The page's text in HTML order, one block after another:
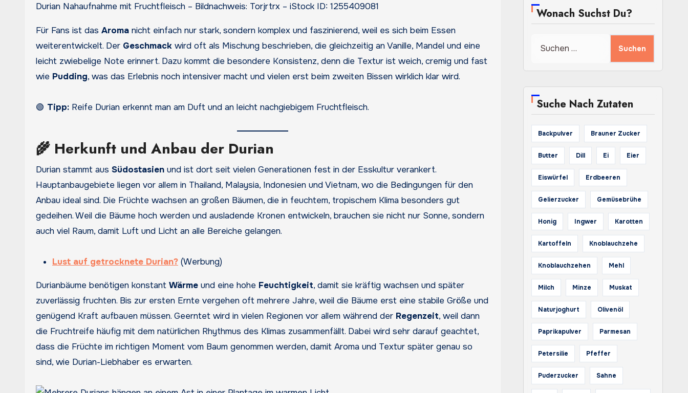
Durian Nahaufnahme mit Fruchtfleisch – Bildnachweis: Torjrtrx – iStock ID: 1255409081
Für Fans ist das Aroma nicht einfach nur stark, sondern komplex und faszinierend, weil es sich beim Essen
weiterentwickelt. Der Geschmack wird oft als Mischung beschrieben, die gleichzeitig an Vanille, Mandel und eine
leicht zwiebelige Note erinnert. Dazu kommt die besondere Konsistenz, denn die Textur ist weich, cremig und fast
wie Pudding, was das Erlebnis noch intensiver macht und vielen erst beim zweiten Bissen wirklich klar wird.
🟢 Tipp: Reife Durian erkennt man am Duft und an leicht nachgiebigem Fruchtfleisch.
🌾 Herkunft und Anbau der Durian
Durian stammt aus Südostasien und ist dort seit vielen Generationen fest in der Esskultur verankert.
Hauptanbaugebiete liegen vor allem in Thailand, Malaysia, Indonesien und Vietnam, wo die Bedingungen für den
Anbau ideal sind. Die Früchte wachsen an großen Bäumen, die in feuchtem, tropischem Klima besonders gut
gedeihen. Weil die Bäume hoch werden und ausladende Kronen entwickeln, brauchen sie nicht nur Sonne, sondern
auch viel Raum, damit Luft und Licht an alle Bereiche gelangen.
Lust auf getrocknete Durian? (Werbung)
Durianbäume benötigen konstant Wärme und eine hohe Feuchtigkeit, damit sie kräftig wachsen und später
zuverlässig fruchten. Bis zur ersten Ernte vergehen oft mehrere Jahre, weil die Bäume erst eine stabile Größe und
genügend Kraft aufbauen müssen. Geerntet wird in vielen Regionen vor allem während der Regenzeit, weil dann
die Fruchtreife häufig mit dem natürlichen Rhythmus des Klimas zusammenfällt. Dabei wird sehr darauf geachtet,
dass die Früchte im richtigen Moment vom Baum genommen werden, damit Aroma und Textur später genau so
sind, wie Durian-Liebhaber es erwarten.
Wonach Suchst Du?
Suche Nach Zutaten
Backpulver Brauner Zucker
Butter Dill Ei Eier
Eiswürfel Erdbeeren
Gelierzucker Gemüsebrühe
Honig Ingwer Karotten
Kartoffeln Knoblauchzehe
Knoblauchzehen Mehl
Milch Minze Muskat
Naturjoghurt Olivenöl
Paprikapulver Parmesan
Petersilie Pfeffer
Puderzucker Sahne